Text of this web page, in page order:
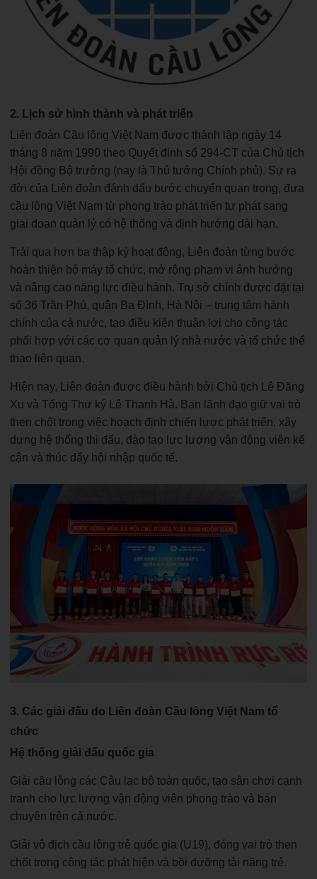
2. Lịch sử hình thành và phát triển
Liên đoàn Cầu lông Việt Nam được thành lập ngày 14
tháng 8 năm 1990 theo Quyết định số 294-CT của Chủ tịch
Hội đồng Bộ trưởng (nay là Thủ tướng Chính phủ). Sự ra
đời của Liên đoàn đánh dấu bước chuyển quan trọng, đưa
cầu lông Việt Nam từ phong trào phát triển tự phát sang
giai đoạn quản lý có hệ thống và định hướng dài hạn.
Trải qua hơn ba thập kỷ hoạt động, Liên đoàn từng bước
hoàn thiện bộ máy tổ chức, mở rộng phạm vi ảnh hưởng
và nâng cao năng lực điều hành. Trụ sở chính được đặt tại
số 36 Trần Phú, quận Ba Đình, Hà Nội – trung tâm hành
chính của cả nước, tạo điều kiện thuận lợi cho công tác
phối hợp với các cơ quan quản lý nhà nước và tổ chức thể
thao liên quan.
Hiện nay, Liên đoàn được điều hành bởi Chủ tịch Lê Đăng
Xu và Tổng Thư ký Lê Thanh Hà. Ban lãnh đạo giữ vai trò
then chốt trong việc hoạch định chiến lược phát triển, xây
dựng hệ thống thi đấu, đào tạo lực lượng vận động viên kế
cận và thúc đẩy hội nhập quốc tế.
3. Các giải đấu do Liên đoàn Cầu lông Việt Nam tổ
chức
Hệ thống giải đấu quốc gia
Giải cầu lông các Câu lạc bộ toàn quốc, tạo sân chơi cạnh
tranh cho lực lượng vận động viên phong trào và bán
chuyên trên cả nước.
Giải vô địch cầu lông trẻ quốc gia (U19), đóng vai trò then
chốt trong công tác phát hiện và bồi dưỡng tài năng trẻ.